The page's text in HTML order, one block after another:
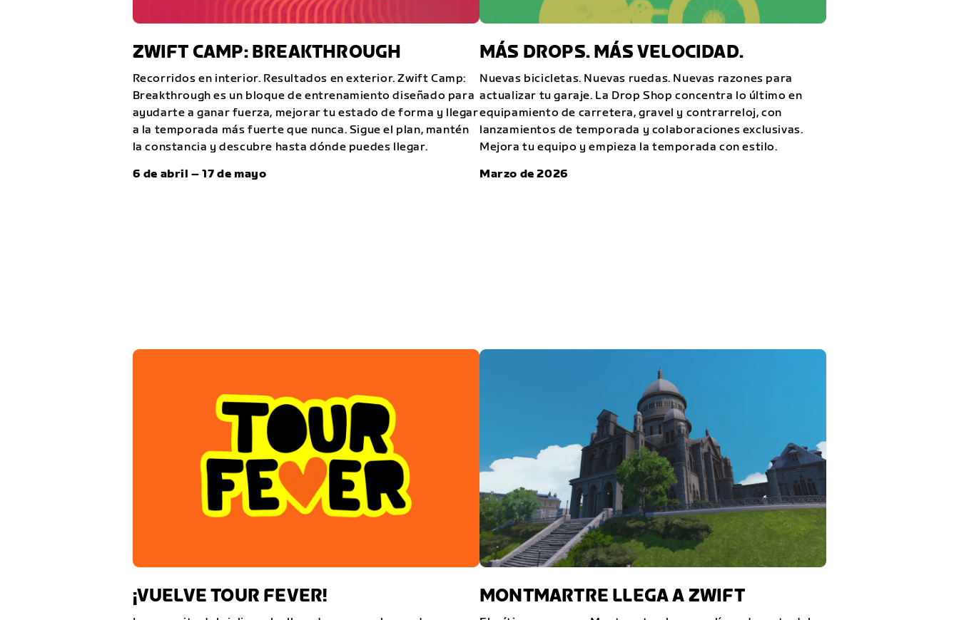
ZWIFT CAMP: BREAKTHROUGH
Recorridos en interior. Resultados en exterior. Zwift Camp:
Breakthrough es un bloque de entrenamiento diseñado para
ayudarte a ganar fuerza, mejorar tu estado de forma y llegar
a la temporada más fuerte que nunca. Sigue el plan, mantén
la constancia y descubre hasta dónde puedes llegar.
6 de abril – 17 de mayo
MÁS DROPS. MÁS VELOCIDAD.
Nuevas bicicletas. Nuevas ruedas. Nuevas razones para
actualizar tu garaje. La Drop Shop concentra lo último en
equipamiento de carretera, gravel y contrarreloj, con
lanzamientos de temporada y colaboraciones exclusivas.
Mejora tu equipo y empieza la temporada con estilo.
Marzo de 2026
¡VUELVE TOUR FEVER! MONTMARTRE LLEGA A ZWIFT